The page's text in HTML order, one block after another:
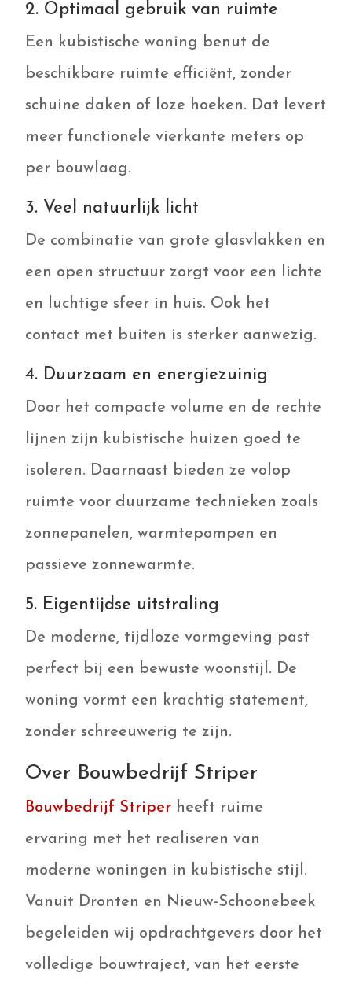
2. Optimaal gebruik van ruimte
Een kubistische woning benut de
beschikbare ruimte efficiënt, zonder
schuine daken of loze hoeken. Dat levert
meer functionele vierkante meters op
per bouwlaag.
3. Veel natuurlijk licht
De combinatie van grote glasvlakken en
een open structuur zorgt voor een lichte
en luchtige sfeer in huis. Ook het
contact met buiten is sterker aanwezig.
4. Duurzaam en energiezuinig
Door het compacte volume en de rechte
lijnen zijn kubistische huizen goed te
isoleren. Daarnaast bieden ze volop
ruimte voor duurzame technieken zoals
zonnepanelen, warmtepompen en
passieve zonnewarmte.
5. Eigentijdse uitstraling
De moderne, tijdloze vormgeving past
perfect bij een bewuste woonstijl. De
woning vormt een krachtig statement,
zonder schreeuwerig te zijn.
Over Bouwbedrijf Striper
Bouwbedrijf Striper heeft ruime
ervaring met het realiseren van
moderne woningen in kubistische stijl.
Vanuit Dronten en Nieuw-Schoonebeek
begeleiden wij opdrachtgevers door het
volledige bouwtraject, van het eerste